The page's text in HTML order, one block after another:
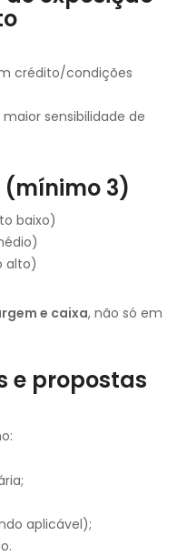
crédito/condições
sensibilidade de
(mínimo 3)
baixo)
alto)
e caixa, não só em
e propostas
aplicável);